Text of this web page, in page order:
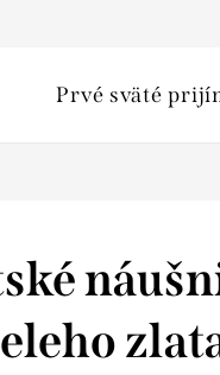
Prvé sväté